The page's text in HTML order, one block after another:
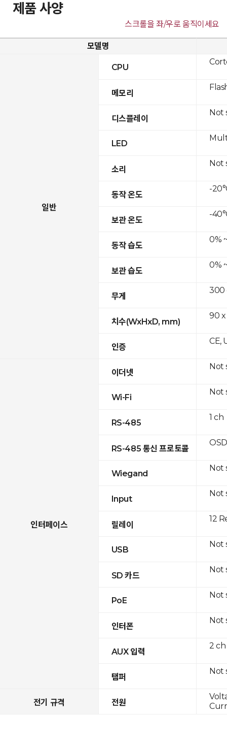
제품 사양
스크롤을 좌/우로 움직이세요
모델명
일반
CPU
메모리
디스플레이
LED
소리
동작 온도
보관 온도
동작 습도
보관 습도
무게
치수(WxHxD, mm)
인증
인터페이스
이더넷
Wi-Fi
RS-485
RS-485 통신 프로토콜
Wiegand
Input
릴레이
USB
SD 카드
PoE
인터폰
AUX 입력
탬퍼
전기 규격 전원
Not
Not
-
-
0%
0%
300
90 x
CE,
Not
Not
1 ch
Not
Not
12
Not
Not
Not
Not
2
Not